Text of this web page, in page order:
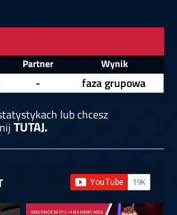
Partner Wynik
-
faza grupowa
lub chcesz
TUTAJ.